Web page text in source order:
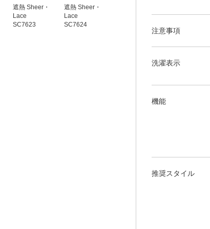
遮熱 Sheer・
Lace
SC7623
遮熱 Sheer・
Lace
SC7624
Lace
注意事項
洗濯表示
機能
推奨スタイル